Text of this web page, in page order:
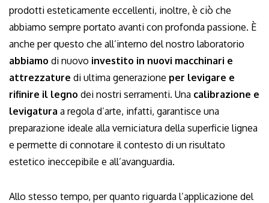
prodotti esteticamente eccellenti, inoltre, è ciò che
abbiamo sempre portato avanti con profonda passione. È
anche per questo che all’interno del nostro laboratorio
abbiamo di nuovo investito in nuovi macchinari e
attrezzature di ultima generazione per levigare e
rifinire il legno dei nostri serramenti. Una calibrazione e
levigatura a regola d’arte, infatti, garantisce una
preparazione ideale alla verniciatura della superficie lignea
e permette di connotare il contesto di un risultato
estetico ineccepibile e all’avanguardia.
Allo stesso tempo, per quanto riguarda l’applicazione del